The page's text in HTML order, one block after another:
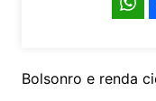
Bolsonro e renda